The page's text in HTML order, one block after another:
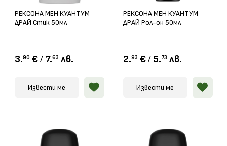
РЕКСОНА МЕН КУАНТУМ
ДРАЙ Стик 50мл
3.90 € / 7.63 лв.
Извести ме
РЕКСОНА МЕН КУАНТУМ
ДРАЙ Рол-он 50мл
2.93 € / 5.73 лв.
Извести ме